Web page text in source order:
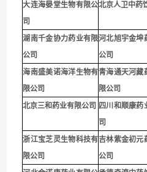
大连海晏堂生物有限公
司
北京人卫中药
湖南千金协力药业有限
公司
河北旭宇金坤
公司
海南盛美诺海洋生物有
限公司
青海通天河藏
限公司
北京三和药业有限公司 四川和顺康药
司
浙江宝芝灵生物科技有
限公司
吉林紫金初元
公司